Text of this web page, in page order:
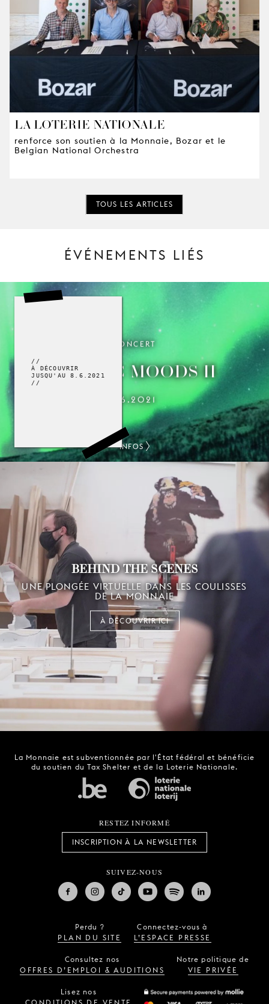
LA LOTERIE NATIONALE
renforce son soutien à la Monnaie, Bozar et le
Belgian National Orchestra
TOUS LES ARTICLES
ÉVÉNEMENTS LIÉS
//
À DÉCOUVRIR
JUSQU'AU 8.6.2021
//
CONCERT
NORDIC MOODS II
1.6.2021
INFOS
BEHIND THE SCENES
UNE PLONGÉE VIRTUELLE DANS LES COULISSES
DE LA MONNAIE
À DÉCOUVRIR ICI
La Monnaie est subventionnée par l'État fédéral et bénéficie
du soutien du Tax Shelter et de la Loterie Nationale.
RESTEZ INFORMÉ
INSCRIPTION À LA NEWSLETTER
SUIVEZ-NOUS
Perdu ?
PLAN DU SITE
Connectez-vous à
L’ESPACE PRESSE
Consultez nos
OFFRES D’EMPLOI & AUDITIONS
Notre politique de
VIE PRIVÉE
Lisez nos